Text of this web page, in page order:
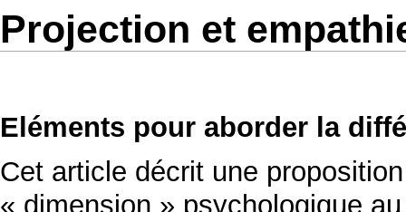
Projection et
Eléments pour aborder la
Cet article décrit une
« dimension » psychologique